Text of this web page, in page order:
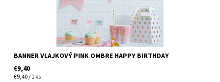
BANNER VLAJKOVÝ PINK OMBRE HAPPY BIRTHDAY
€9,40
€9,40 / 1 ks